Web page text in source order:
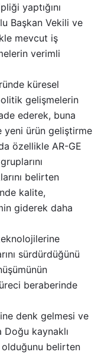
yaptığını
Başkan Vekili ve
mevcut iş
verimli
küresel
gelişmelerin
ederek, buna
yeni ürün geliştirme
özellikle AR-GE
belirten
kalite,
giderek daha
sürdürdüğünü
beraberinde
denk gelmesi ve
kaynaklı
belirten